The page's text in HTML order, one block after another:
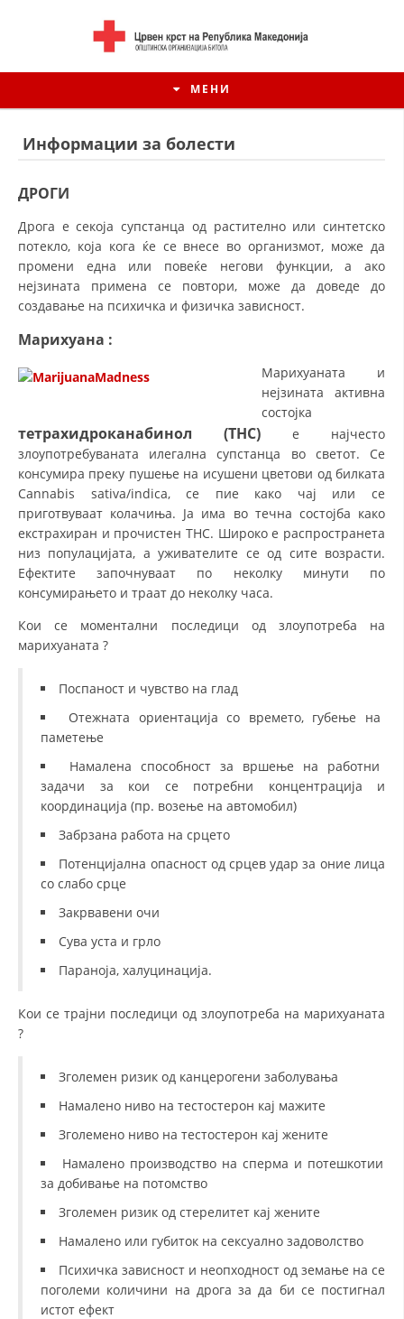
МЕНИ
ИСТОРИЈАТ НА ДВИЖЕЊЕТО
СТРУКТУРА НА ОРГАНИЗАЦИЈАТА
КОНТАКТ ИНФОРМАЦИИ
ЧЛЕНСТВО ВО ПРОФЕСИОНАЛНИ ТЕЛА
ЗАКОН ЗА ЦКРМ
СТАТУТ НА ЦКРМ
ОРГАНИЗАЦИЈА И РАЗВОЈ
СОБРАНИЕ
ДИСЕМИНАЦИЈА
MЕЃУНАРОДНО ХУМАНИТАРНО ПРАВО
СОЦИЈАЛНО ХУМАНИТАРНА ДЕЈНОСТ
СПАСИТЕЛНА СТАНИЦА ВОДНО
ПРОЕКТИ – ПОДГОТВЕНОСТ И ДЕЈСТВУВАЊЕ ПРИ КАТАСТРОФИ
ОДНОСИ СО ЈАВНОСТ
ИСТРАЖУВАЊЕ НА ЈАВНО МИСЛЕЊЕ
МЕЃУНАРОДНА СОРАБОТКА
ДОГОВОРИ
ЗНАЧЕЊЕ НА СЛУЖБАТА ЗА БАРАЊЕ
Информации за болести
ДРОГИ
Дрога е секоја супстанца од растително или синтетско
потекло, која кога ќе се внесе во организмот, може да
промени една или повеќе негови функции, а ако
нејзината примена се повтори, може да доведе до
создавање на психичка и физичка зависност.
Марихуана :
Марихуаната и
нејзината активна
состојка
тетрахидроканабинол (ТНС) е најчесто
злоупотребуваната илегална супстанца во светот. Се
консумира преку пушење на исушени цветови од билката
Cannabis sativa/indica, се пие како чај или се
приготвуваат колачиња. Ја има во течна состојба како
екстрахиран и прочистен ТНС. Широко е распространета
низ популацијата, а уживателите се од сите возрасти.
Ефектите започнуваат по неколку минути по
консумирањето и траат до неколку часа.
Кои се моментални последици од злоупотреба на
марихуаната ?
Поспаност и чувство на глад
Отежната ориентација со времето, губење на
паметење
Намалена способност за вршење на работни
задачи за кои се потребни концентрација и
координација (пр. возење на автомобил)
Забрзана работа на срцето
Потенцијална опасност од срцев удар за оние лица
со слабо срце
Закрвавени очи
Сува уста и грло
Параноја, халуцинација.
Кои се трајни последици од злоупотреба на марихуаната
?
Зголемен ризик од канцерогени заболувања
Намалено ниво на тестостерон кај мажите
Зголемено ниво на тестостерон кај жените
Намалено производство на сперма и потешкотии
за добивање на потомство
Зголемен ризик од стерелитет кај жените
Намалено или губиток на сексуално задоволство
Психичка зависност и неопходност од земање на се
поголеми количини на дрога за да би се постигнал
истот ефект